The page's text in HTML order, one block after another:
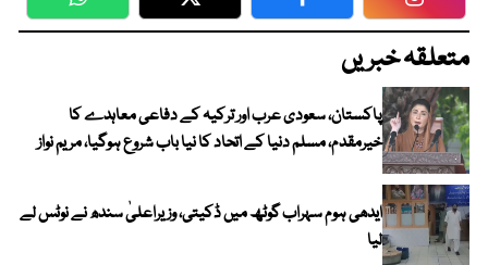
WhatsApp Twitter Facebook
متعلقہ خبریں
پاکستان، سعودی عرب اور ترکیہ کے دفاعی معاہدے کا
خیرمقدم، مسلم دنیا کے اتحاد کا نیا باب شروع ہوگیا، مریم نواز
ایدھی ہوم سہراب گوٹھ میں ڈکیتی، وزیراعلیٰ سندھ نے نوٹس لے
لیا